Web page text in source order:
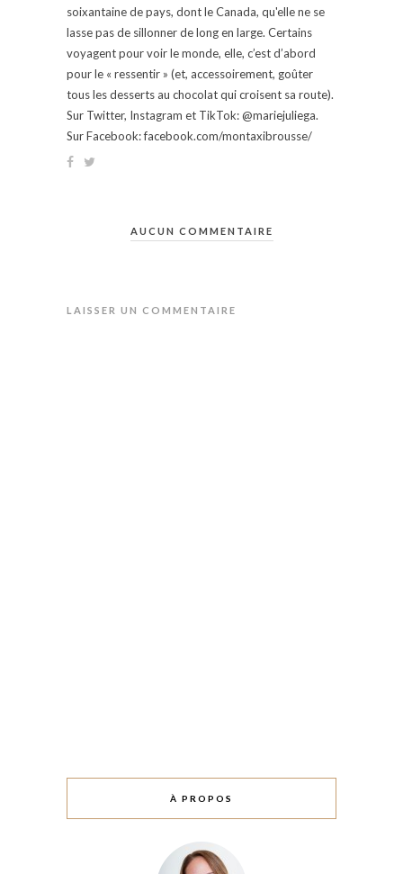
soixantaine de pays, dont le Canada, qu'elle ne se
lasse pas de sillonner de long en large. Certains
voyagent pour voir le monde, elle, c’est d’abord
pour le « ressentir » (et, accessoirement, goûter
tous les desserts au chocolat qui croisent sa route).
Sur Twitter, Instagram et TikTok: @mariejuliega.
Sur Facebook: facebook.com/montaxibrousse/
AUCUN COMMENTAIRE
LAISSER UN COMMENTAIRE
À PROPOS